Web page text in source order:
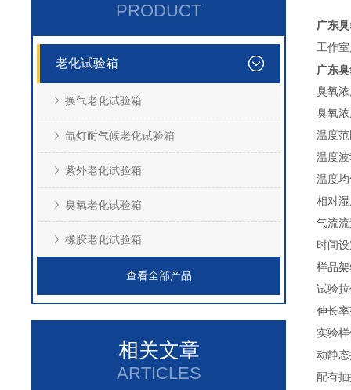
PRODUCT
老化试验箱
换气老化试验箱
氙灯耐气候老化试验箱
紫外老化试验箱
臭氧老化试验箱
橡胶老化试验箱
查看全部产品
相关文章
ARTICLES
广东
工作
广东
臭氧浓
臭氧
温度
温度
温度
相对湿
气流流
时间
样品架
试验
伸长
实验
动静
配有